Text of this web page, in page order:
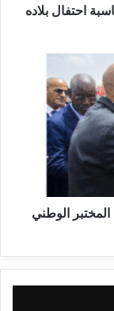
احتفال بلاده
الوطني